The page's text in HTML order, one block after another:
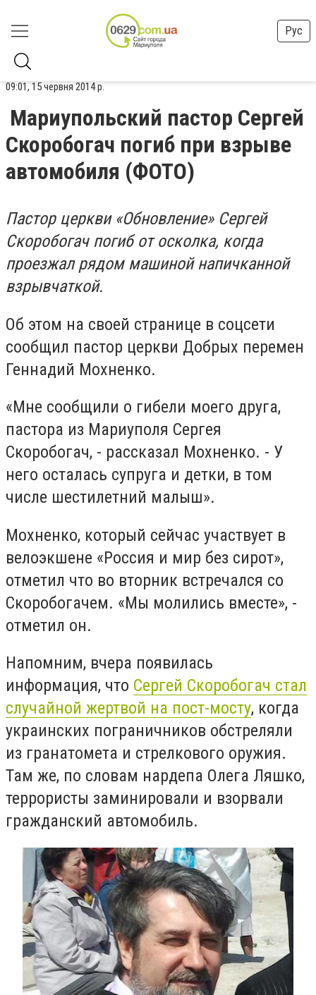
Рус
09:01, 15 червня 2014 р.
Мариупольский пастор Сергей
Скоробогач погиб при взрыве
автомобиля (ФОТО)
Пастор церкви «Обновление» Сергей
Скоробогач погиб от осколка, когда
проезжал рядом машиной напичканной
взрывчаткой.
Об этом на своей странице в соцсети
сообщил пастор церкви Добрых перемен
Геннадий Мохненко.
«Мне сообщили о гибели моего друга,
пастора из Мариуполя Сергея
Скоробогач, - рассказал Мохненко. - У
него осталась супруга и детки, в том
числе шестилетний малыш».
Мохненко, который сейчас участвует в
велоэкшене «Россия и мир без сирот»,
отметил что во вторник встречался со
Скоробогачем. «Мы молились вместе», -
отметил он.
Напомним, вчера появилась
информация, что Сергей Скоробогач стал
случайной жертвой на пост-мосту, когда
украинских пограничников обстреляли
из гранатомета и стрелкового оружия.
Там же, по словам нардепа Олега Ляшко,
террористы заминировали и взорвали
гражданский автомобиль.